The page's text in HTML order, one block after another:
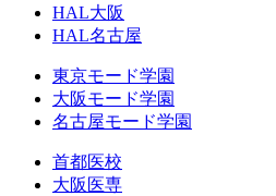
HAL大阪
HAL名古屋
東京モード学園
大阪モード学園
名古屋モード学園
首都医校
大阪医専